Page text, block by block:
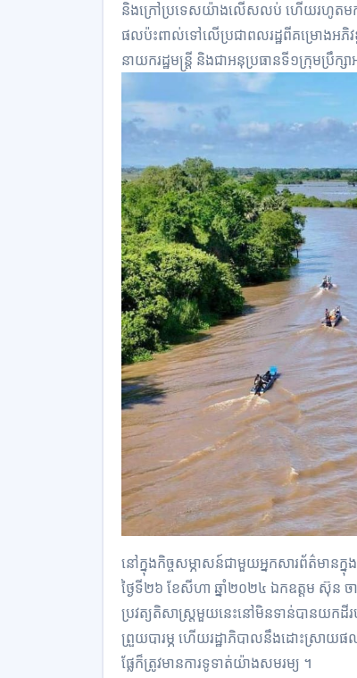
និងក្រៅ​ប្រទេសយ៉ាងលើសលប់ ហើយរហូតម
ផល​ប៉ះពាល់​ទៅលើ​ប្រជាពលរដ្ឋ​ពីគម្រោងអភិ
នាយករដ្ឋមន្ត្រី និងជាអនុប្រធានទី​១​ក្រុមប្រឹក្សា
នៅក្នុង​កិច្ច​សម្ភាសន៍​ជាមួ​យ​អ្នកសារព័ត៌មាន​
ថ្ងៃទី២៦ ខែសីហា ឆ្នាំ២០២៤ ឯកឧត្តម​ ស៊ុន
ប្រវត្យតិសាស្ត្រមួយនេះនៅមិនទា​ន់​បាន​យក
ព្រួយបារម្ភ ហើយរដ្ឋាភិបាល​នឹង​ដោះស្រ
ផ្លែក៏ត្រូវមានការទូទាត់យ៉ាងសមរម្យ​ ។​